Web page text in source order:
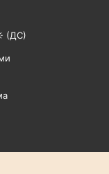
(ДС)
Зодиака.